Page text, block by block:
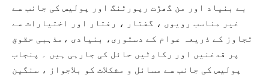
بے بنیاد اور من گھڑت رپورٹنگ اور پولیس کی جانب سے
غیر مناسب رویوں ، گفتار ، رفتار اور اختیارات سے
تجاوز کے ذریعہ عوام کے دستوری، بنیادی ،مذہبی حقوق
پر قدغنیں اور رکاوٹیں حائل کی جارہی ہیں ۔ پنجاب
پولیس کی جانب سے مسائل و مشکلات کو بلاجواز ، سنگین